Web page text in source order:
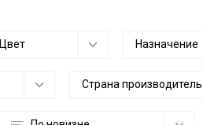
Цвет Назначение
Страна производитель